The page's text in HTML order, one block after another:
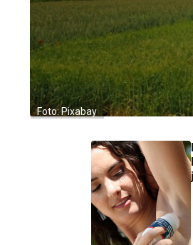
Foto: Pixabay